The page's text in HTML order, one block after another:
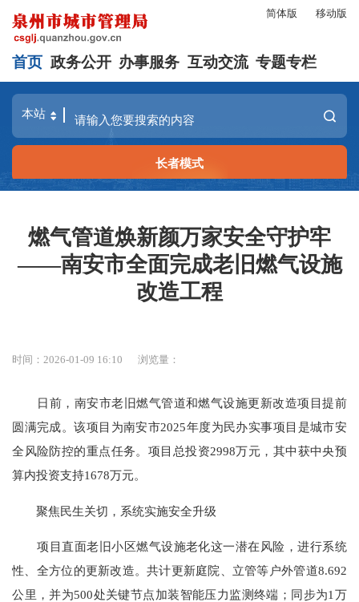
简体版 移动版
首页 政务公开 办事服务 互动交流 专题专栏
长者模式
燃气管道焕新颜万家安全守护牢
——南安市全面完成老旧燃气设施
改造工程
时间：2026-01-09 16:10 浏览量：
日前，南安市老旧燃气管道和燃气设施更新改造项目提前
圆满完成。该项目为南安市2025年度为民办实事项目是城市安
全风险防控的重点任务。项目总投资2998万元，其中获中央预
算内投资支持1678万元。
聚焦民生关切，系统实施安全升级
项目直面老旧小区燃气设施老化这一潜在风险，进行系统
性、全方位的更新改造。共计更新庭院、立管等户外管道8.692
公里，并为500处关键节点加装智能压力监测终端；同步为1万